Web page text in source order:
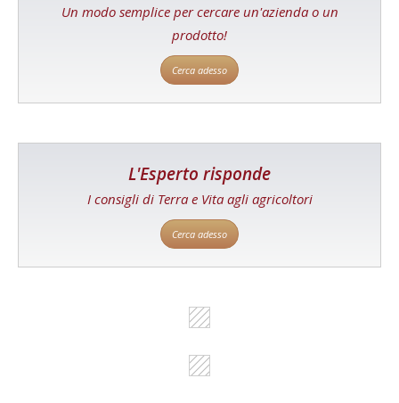
Un modo semplice per cercare un'azienda o un
prodotto!
Cerca adesso
L'Esperto risponde
I consigli di Terra e Vita agli agricoltori
Cerca adesso